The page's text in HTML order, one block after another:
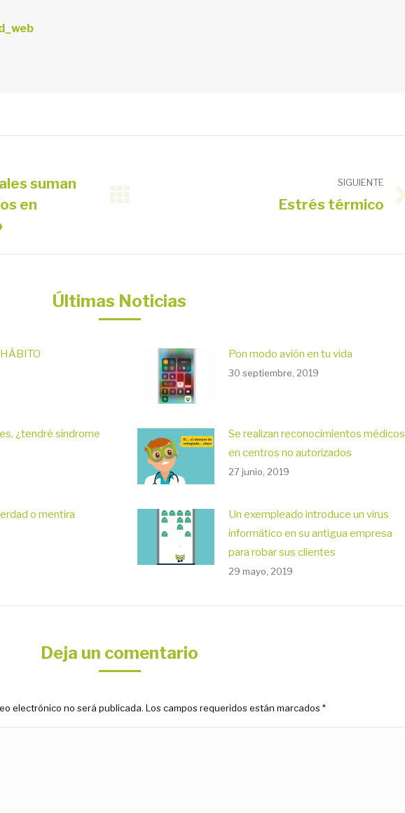
suman
en
SIGUIENTE
Estrés térmico
Últimas Noticias
Pon modo avión en tu vida
30 septiembre, 2019
¿tendré síndrome
Se realizan reconocimientos médicos
en centros no autorizados
27 junio, 2019
o mentira
Un exempleado introduce un virus
informático en su antigua empresa
para robar sus clientes
29 mayo, 2019
Deja un comentario
electrónico no será publicada. Los campos requeridos están marcados *